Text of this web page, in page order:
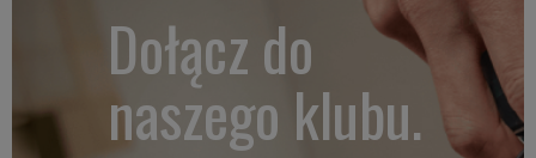
Dołącz do
naszego klubu.